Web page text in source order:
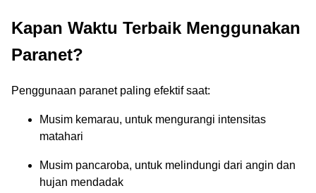
Kapan Waktu Terbaik Menggunakan
Paranet?
Penggunaan paranet paling efektif saat:
Musim kemarau, untuk mengurangi intensitas
matahari
Musim pancaroba, untuk melindungi dari angin dan
hujan mendadak